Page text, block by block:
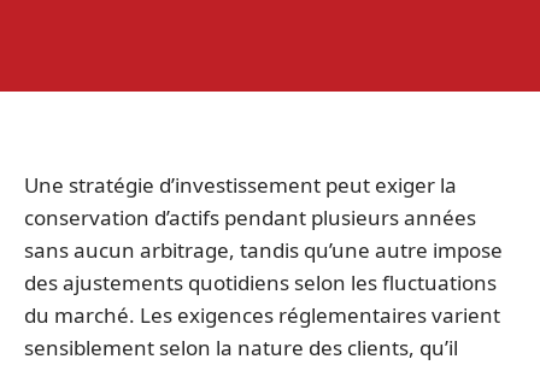
Une stratégie d’investissement peut exiger la
conservation d’actifs pendant plusieurs années
sans aucun arbitrage, tandis qu’une autre impose
des ajustements quotidiens selon les fluctuations
du marché. Les exigences réglementaires varient
sensiblement selon la nature des clients, qu’il